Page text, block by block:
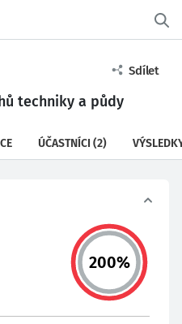
Sdílet
techniky a půdy
ÚČASTNÍCI (2)
200%